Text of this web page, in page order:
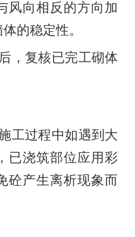
风向相反的方向加
的稳定性。
，复核已完工砌体
工过程中如遇到大
已浇筑部位应用彩
砼产生离析现象而